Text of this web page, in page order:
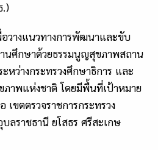
.)
อวางแนวทางการพัฒนาและขับ
นศึกษาด้วยธรรมนูญสุขภาพสถาน
หว่างกระทรวงศึกษาธิการ และ
ภาพแห่งชาติ โดยมีพื้นที่เป้าหมาย
เขตตรวจราชการกระทรวง
บลราชธานี ยโสธร ศรีสะเกษ